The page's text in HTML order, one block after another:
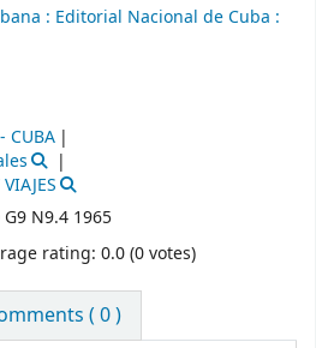
: Editorial Nacional de Cuba :
CUBA
G9 N9.4 1965
rating: 0.0 (0 votes)
( 0 )